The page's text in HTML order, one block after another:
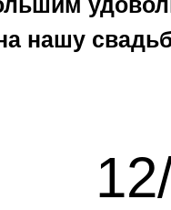
нашу